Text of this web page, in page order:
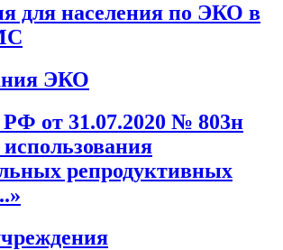
для населения по ЭКО в
ЭКО
от 31.07.2020 № 803н
репродуктивных